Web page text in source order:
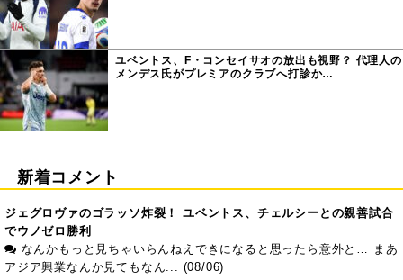
ユベントス、F・コンセイサオの放出も視野？ 代理人の
メンデス氏がプレミアのクラブへ打診か…
新着コメント
ジェグロヴァのゴラッソ炸裂！ ユベントス、チェルシーとの親善試合
でウノゼロ勝利
なんかもっと見ちゃいらんねえできになると思ったら意外と… まあ
アジア興業なんか見てもなん... (08/06)